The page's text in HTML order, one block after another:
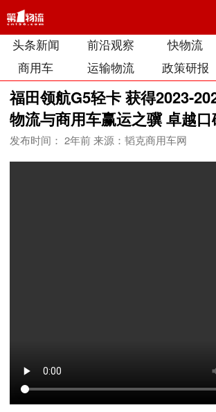
头条新闻 前沿观察 快物流
商用车
运输物流 政策研报
福田领航G5轻卡 获得2023-
物流与商用车赢运之骥 卓越
发布时间： 2年前来源：韬克商用车网